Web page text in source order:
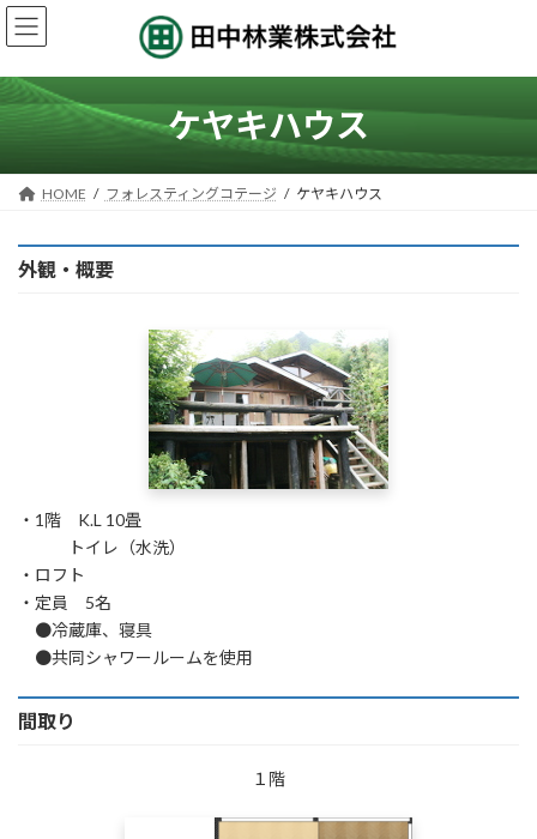
コ
ン
ン
ツ
キ
ナ
ビ
ー
シ
に
ケヤキハウス
HOME フォレスティングコテージ ケヤキハウス
外観・概要
・1階 K.L 10畳
トイレ（水洗）
・ロフト
・定員 5名
●冷蔵庫、寝具
●共同シャワールームを使用
間取り
１階